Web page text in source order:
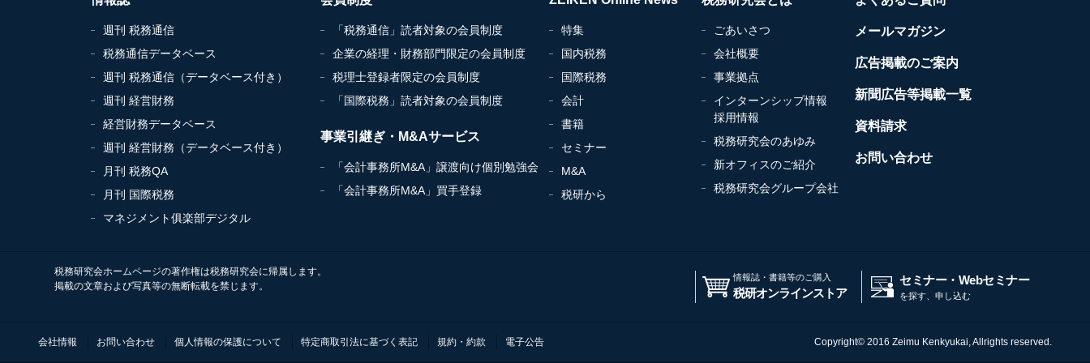
週刊 税務通信
税務通信データベース
週刊 税務通信（データベース付き）
週刊 経営財務
経営財務データベース
週刊 経営財務（データベース付き）
月刊 税務QA
月刊 国際税務
マネジメント俱楽部デジタル
「税務通信」読者対象の会員制度
企業の経理・財務部門限定の会員制度
税理士登録者限定の会員制度
「国際税務」読者対象の会員制度
事業引継ぎ・M&Aサービス
「会計事務所M&A」譲渡向け個別勉強会
「会計事務所M&A」買手登録
特集
国内税務
国際税務
会計
書籍
セミナー
M&A
税研から
ごあいさつ
会社概要
事業拠点
インターンシップ情報
採用情報
税務研究会のあゆみ
新オフィスのご紹介
税務研究会グループ会社
メールマガジン
広告掲載のご案内
新聞広告等掲載一覧
資料請求
お問い合わせ
税務研究会ホームページの著作権は税務研究会に帰属します。
掲載の文章および写真等の無断転載を禁じます。
情報誌・書籍等のご購入
税研オンラインストア
セミナー・Webセミナー
を探す、申し込む
会社情報 お問い合わせ 個人情報の保護について 特定商取引法に基づく表記 規約・約款 電子公告 Copyright© 2016 Zeimu Kenkyukai, Allrights reserved.